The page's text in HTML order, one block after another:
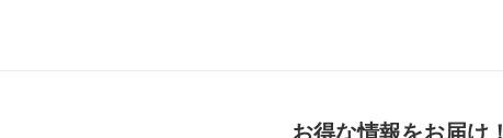
お得な情報をお届け！